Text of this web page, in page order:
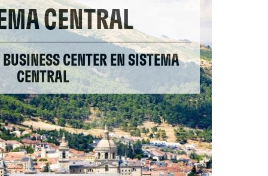
CENTRAL
CENTER EN SISTEMA
CENTRAL